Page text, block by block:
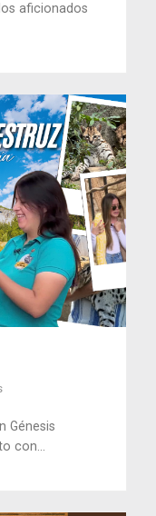
aficionados
Génesis
con...